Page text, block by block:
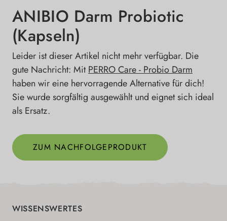
ANIBIO Darm Probiotic
(Kapseln)
Leider ist dieser Artikel nicht mehr verfügbar. Die
gute Nachricht: MitPERRO Care - Probio Darm
haben wir eine hervorragende Alternative für dich!
Sie wurde sorgfältig ausgewählt und eignet sich ideal
als Ersatz.
ZUM NACHFOLGEPRODUKT
WISSENSWERTES